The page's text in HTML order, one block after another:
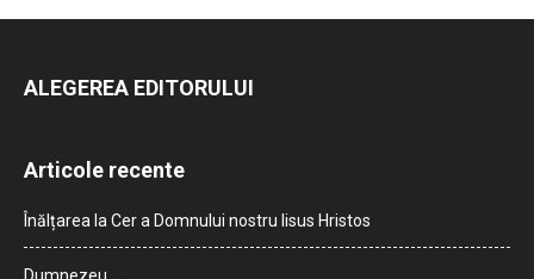
ALEGEREA EDITORULUI
Articole recente
Înălțarea la Cer a Domnului nostru Iisus Hristos